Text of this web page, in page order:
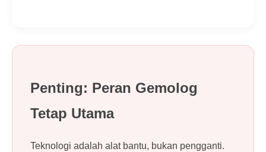
Penting: Peran Gemolog
Tetap Utama
Teknologi adalah alat bantu, bukan pengganti.